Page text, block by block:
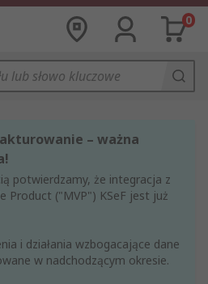
0
– ważna
potwierdzamy, że integracja z
Product ("MVP") KSeF jest już
i działania wzbogacające dane
w nadchodzącym okresie.